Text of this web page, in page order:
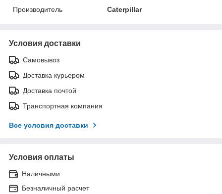
Производитель
Caterpillar
Условия доставки
Самовывоз
Доставка курьером
Доставка почтой
Транспортная компания
Все условия доставки
Условия оплаты
Наличными
Безналичный расчет